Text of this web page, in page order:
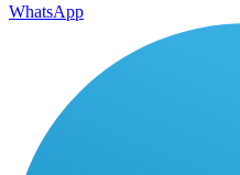
WhatsApp